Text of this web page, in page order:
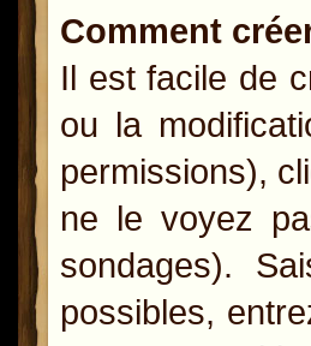
Comment
Il est facile de
ou la
permissions),
ne le voyez
sondages).
possibles,